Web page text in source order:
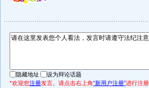
隐藏地址
设为辩论话题
*欢迎您注册发言。请点击右上角“新用户注册”进行注册